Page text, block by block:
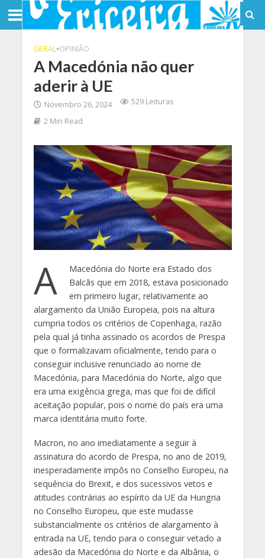
GERAL•OPINIÃO
A Macedónia não quer
aderir à UE
Novembro 26, 2024
529 Leituras
2 Min Read
A
Macedónia do Norte era Estado dos
Balcãs que em 2018, estava posicionado
em primeiro lugar, relativamente ao
alargamento da União Europeia, pois na altura
cumpria todos os critérios de Copenhaga, razão
pela qual já tinha assinado os acordos de Prespa
que o formalizavam oficialmente, tendo para o
conseguir inclusive renunciado ao nome de
Macedónia, para Macedónia do Norte, algo que
era uma exigência grega, mas que foi de difícil
aceitação popular, pois o nome do país era uma
marca identitária muito forte.
Macron, no ano imediatamente a seguir à
assinatura do acordo de Prespa, no ano de 2019,
inesperadamente impôs no Conselho Europeu, na
sequência do Brexit, e dos sucessivos vetos e
atitudes contrárias ao espírito da UE da Hungria
no Conselho Europeu, que este mudasse
substancialmente os critérios de alargamento à
entrada na UE, tendo para o conseguir vetado a
adesão da Macedónia do Norte e da Albânia, o